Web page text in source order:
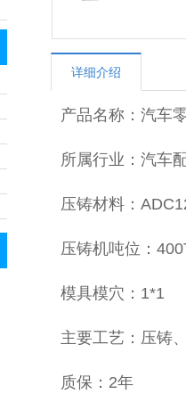
详细介绍
产品名称：汽车
所属行业：汽车
压铸材料：
压铸机吨位：
模具模穴：1*1
主要工艺：压铸
质保：2年